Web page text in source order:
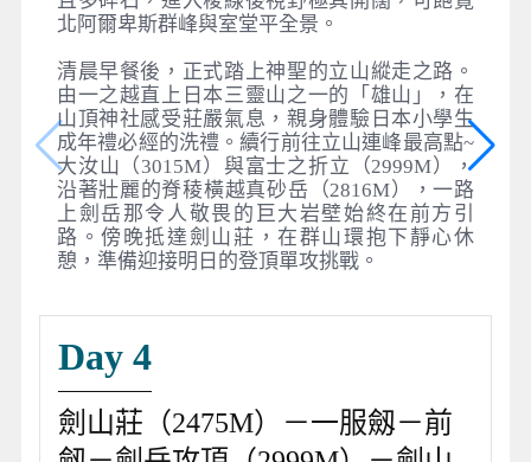
北阿爾卑斯群峰與室堂平全景。
清晨早餐後，正式踏上神聖的立山縱走之路。
由一之越直上日本三靈山之一的「雄山」，在
山頂神社感受莊嚴氣息，親身體驗日本小學生
成年禮必經的洗禮。續行前往立山連峰最高點~
大汝山（3015M）與富士之折立（2999M），
沿著壯麗的脊稜橫越真砂岳（2816M），一路
上劍岳那令人敬畏的巨大岩壁始終在前方引
路。傍晚抵達劍山莊，在群山環抱下靜心休
憩，準備迎接明日的登頂單攻挑戰。
Day 4
劍山莊（2475M）－一服劔－前